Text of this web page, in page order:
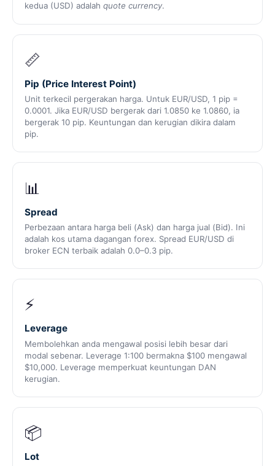
kedua (USD) adalahquote currency.
📏
Pip (Price Interest Point)
Unit terkecil pergerakan harga. Untuk EUR/USD, 1 pip =
0.0001. Jika EUR/USD bergerak dari 1.0850 ke 1.0860, ia
bergerak 10 pip. Keuntungan dan kerugian dikira dalam
pip.
📊
Spread
Perbezaan antara harga beli (Ask) dan harga jual (Bid). Ini
adalah kos utama dagangan forex. Spread EUR/USD di
broker ECN terbaik adalah 0.0–0.3 pip.
⚡
Leverage
Membolehkan anda mengawal posisi lebih besar dari
modal sebenar. Leverage 1:100 bermakna $100 mengawal
$10,000. Leverage memperkuat keuntungan DAN
kerugian.
📦
Lot